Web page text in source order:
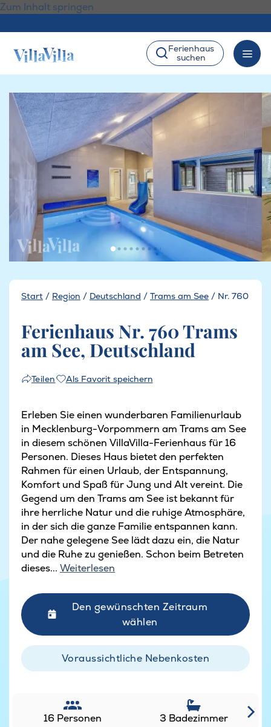
Zum Inhalt springen
Ferienhaus
suchen
Start / Region / Deutschland / Trams am See / Nr. 760
Ferienhaus Nr. 760 Trams
am See, Deutschland
Teilen Als Favorit speichern
Erleben Sie einen wunderbaren Familienurlaub
in Mecklenburg-Vorpommern am Trams am See
in diesem schönen VillaVilla-Ferienhaus für 16
Personen. Dieses Haus bietet den perfekten
Rahmen für einen Urlaub, der Entspannung,
Komfort und Spaß für Jung und Alt vereint. Die
Gegend um den Trams am See ist bekannt für
ihre herrliche Natur und die ruhige Atmosphäre,
in der sich die ganze Familie entspannen kann.
Der nahe gelegene See lädt dazu ein, die Natur
und die Ruhe zu genießen. Schon beim Betreten
dieses... Weiterlesen
Den gewünschten Zeitraum
wählen
Voraussichtliche Nebenkosten
16 Personen 3 Badezimmer